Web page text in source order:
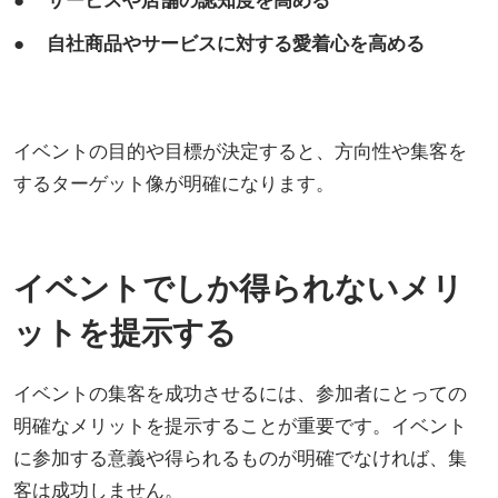
● 自社商品やサービスに対する愛着心を高める
イベントの目的や目標が決定すると、方向性や集客を
するターゲット像が明確になります。
イベントでしか得られないメリ
ットを提示する
イベントの集客を成功させるには、参加者にとっての
明確なメリットを提示することが重要です。イベント
に参加する意義や得られるものが明確でなければ、集
客は成功しません。